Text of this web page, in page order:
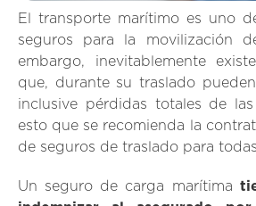
El transporte marítimo es uno
seguros para la movilización
embargo, inevitablemente
que, durante su traslado
inclusive pérdidas totales de
esto que se recomienda la
de seguros de traslado para
Un seguro de carga marítima